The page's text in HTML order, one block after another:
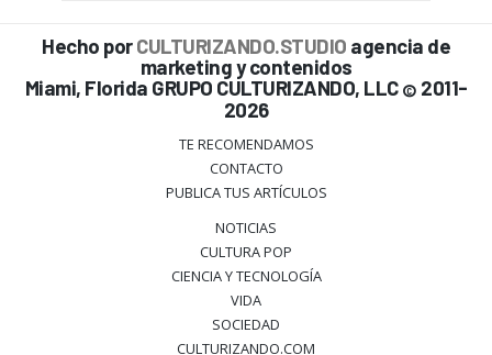
Hecho porCULTURIZANDO.STUDIO agencia de
marketing y contenidos
Miami, Florida GRUPO CULTURIZANDO, LLC © 2011-
2026
TE RECOMENDAMOS
CONTACTO
PUBLICA TUS ARTÍCULOS
NOTICIAS
CULTURA POP
CIENCIA Y TECNOLOGÍA
VIDA
SOCIEDAD
CULTURIZANDO.COM